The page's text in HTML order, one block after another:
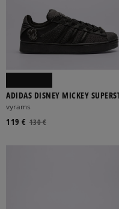
ADIDAS DISNEY MICKEY
ST
vyrams
130 €
119 €